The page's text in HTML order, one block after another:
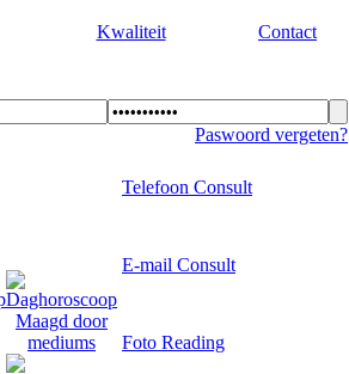
Kwaliteit Contact
Paswoord vergeten?
Telefoon Consult
E-mail Consult
Foto Reading